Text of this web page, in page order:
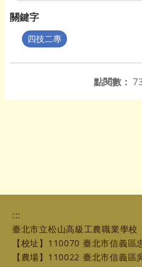
關鍵字
四技二專
點閱數：
:::
臺北市立松山高級工農職業學校
【校址】110070 臺北市信義
【農場】110022 臺北市信義區